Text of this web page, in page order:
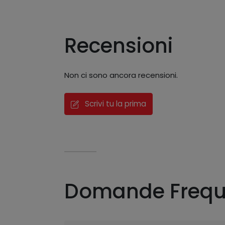
Recensioni
Non ci sono ancora recensioni.
Scrivi tu la prima
Domande